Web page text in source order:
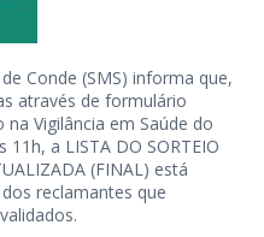
Conde (SMS) informa que,
através de formulário
Vigilância em Saúde do
a LISTA DO SORTEIO
(FINAL) está
reclamantes que